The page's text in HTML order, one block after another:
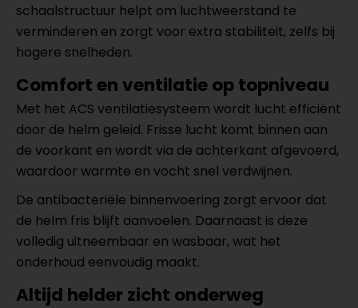
schaalstructuur helpt om luchtweerstand te
verminderen en zorgt voor extra stabiliteit, zelfs bij
hogere snelheden.
Comfort en ventilatie op topniveau
Met het ACS ventilatiesysteem wordt lucht efficiënt
door de helm geleid. Frisse lucht komt binnen aan
de voorkant en wordt via de achterkant afgevoerd,
waardoor warmte en vocht snel verdwijnen.
De antibacteriële binnenvoering zorgt ervoor dat
de helm fris blijft aanvoelen. Daarnaast is deze
volledig uitneembaar en wasbaar, wat het
onderhoud eenvoudig maakt.
Altijd helder zicht onderweg